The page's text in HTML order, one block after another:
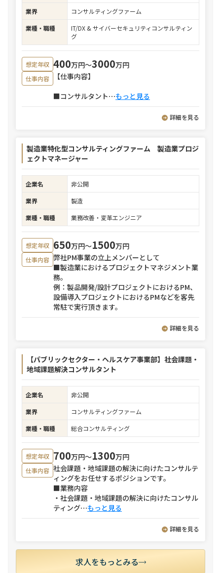
業界
コンサルティングファーム
業種・職種
IT/DX & サイバーセキュリティコンサルティン
グ
想定年収 400万円〜3000万円
仕事内容
【仕事内容】
■コンサルタント⋯もっと見る
詳細を見る
製造業特化型コンサルティングファーム 製造業プロジ
ェクトマネージャー
企業名
非公開
業界
製造
業種・職種
業務改善・変革エンジニア
想定年収 650万円〜1500万円
仕事内容 弊社PM事業の立上メンバーとして
■製造業におけるプロジェクトマネジメント業
務。
例：製品開発/設計プロジェクトにおけるPM、
設備導入プロジェクトにおけるPMなどを客先
常駐で実行頂きます。
詳細を見る
【パブリックセクター・ヘルスケア事業部】社会課題・
地域課題解決コンサルタント
企業名
非公開
業界
コンサルティングファーム
業種・職種
総合コンサルティング
想定年収 700万円〜1300万円
仕事内容 社会課題・地域課題の解決に向けたコンサルテ
ィングをお任せするポジションです。
■業務内容
・社会課題・地域課題の解決に向けたコンサル
ティング⋯もっと見る
詳細を見る
求人をもっとみる